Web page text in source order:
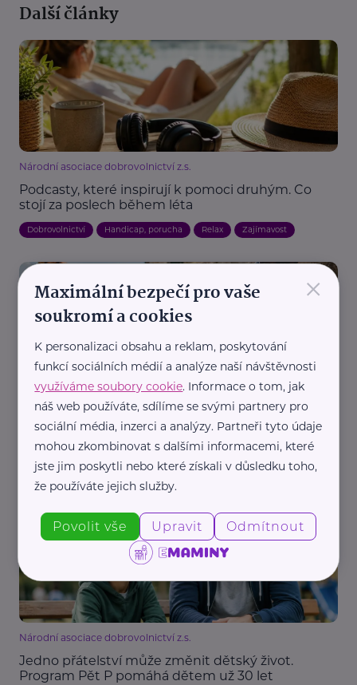
Další články
Národní asociace dobrovolnictví z.s.
Podcasty, které inspirují k pomoci druhým. Co
stojí za poslech během léta
Dobrovolnictví Handicap, porucha Relax Zajímavost
Národní asociace dobrovolnictví z.s.
Dovolená, co dává smysl. Proč mladí vyrážejí místo
do hotelu na dobrovolnické workcampy
Aktivity Dobrovolnictví Dospívání Dovolená Charita
Národní asociace dobrovolnictví z.s.
Jedno přátelství může změnit dětský život.
Program Pět P pomáhá dětem už 30 let
×
Maximální bezpečí pro vaše
soukromí a cookies
K personalizaci obsahu a reklam, poskytování
funkcí sociálních médií a analýze naší návštěvnosti
využíváme soubory cookie. Informace o tom, jak
náš web používáte, sdílíme se svými partnery pro
sociální média, inzerci a analýzy. Partneři tyto údaje
mohou zkombinovat s dalšími informacemi, které
jste jim poskytli nebo které získali v důsledku toho,
že používáte jejich služby.
Povolit vše Upravit Odmítnout